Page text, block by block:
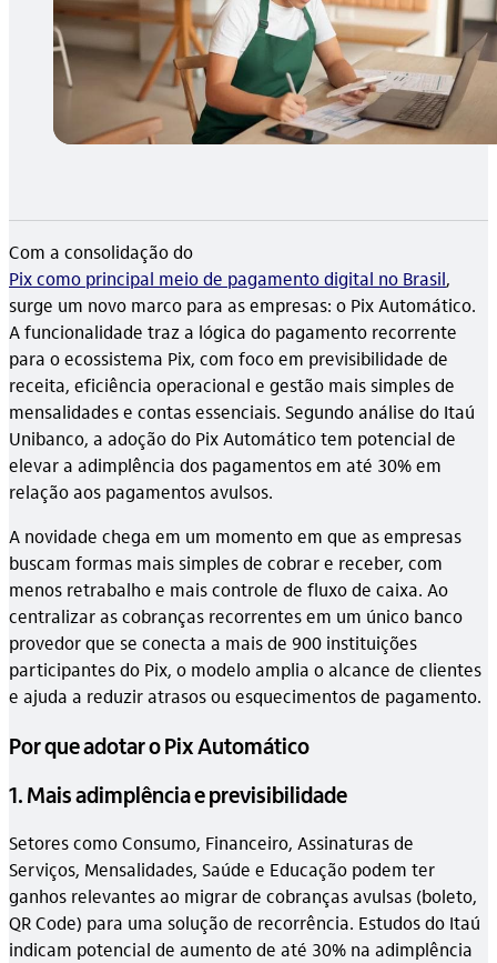
Com a consolidação do
Pix como principal meio de pagamento digital no Brasil,
surge um novo marco para as empresas: o Pix Automático.
A funcionalidade traz a lógica do pagamento recorrente
para o ecossistema Pix, com foco em previsibilidade de
receita, eficiência operacional e gestão mais simples de
mensalidades e contas essenciais. Segundo análise do Itaú
Unibanco, a adoção do Pix Automático tem potencial de
elevar a adimplência dos pagamentos em até 30% em
relação aos pagamentos avulsos.
A novidade chega em um momento em que as empresas
buscam formas mais simples de cobrar e receber, com
menos retrabalho e mais controle de fluxo de caixa. Ao
centralizar as cobranças recorrentes em um único banco
provedor que se conecta a mais de 900 instituições
participantes do Pix, o modelo amplia o alcance de clientes
e ajuda a reduzir atrasos ou esquecimentos de pagamento.
Por que adotar o Pix Automático
1. Mais adimplência e previsibilidade
Setores como Consumo, Financeiro, Assinaturas de
Serviços, Mensalidades, Saúde e Educação podem ter
ganhos relevantes ao migrar de cobranças avulsas (boleto,
QR Code) para uma solução de recorrência. Estudos do Itaú
indicam potencial de aumento de até 30% na adimplência